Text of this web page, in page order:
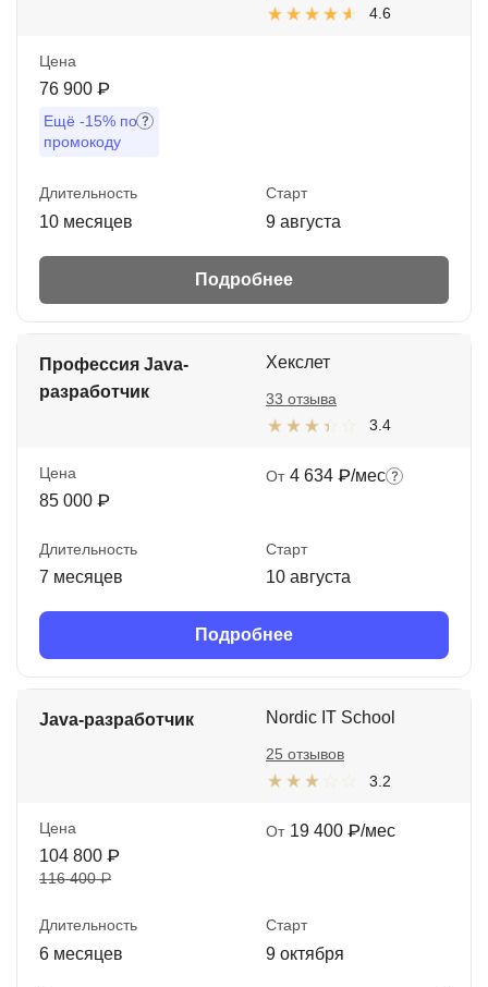
4.6
Цена
76 900 ₽
Ещё -15% по
промокоду
Длительность
10 месяцев
Старт
9 августа
Подробнее
Профессия Java-
разработчик
Хекслет
3.4
33 отзыва
Цена
85 000 ₽
От 4 634 ₽/мес
Длительность
7 месяцев
Старт
10 августа
Подробнее
Java-разработчик Nordic IT School
3.2
25 отзывов
Цена
104 800 ₽
116 400 ₽
От 19 400 ₽/мес
Длительность
6 месяцев
Старт
9 октября